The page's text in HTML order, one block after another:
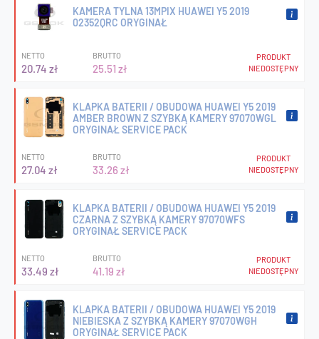
KAMERA TYLNA 13MPIX HUAWEI Y5 2019
02352QRC ORYGINAŁ
NETTO
20.74 zł
BRUTTO
25.51 zł
PRODUKT
NIEDOSTĘPNY
KLAPKA BATERII / OBUDOWA HUAWEI Y5 2019
AMBER BROWN Z SZYBKĄ KAMERY 97070WGL
ORYGINAŁ SERVICE PACK
NETTO
27.04 zł
BRUTTO
33.26 zł
PRODUKT
NIEDOSTĘPNY
KLAPKA BATERII / OBUDOWA HUAWEI Y5 2019
CZARNA Z SZYBKĄ KAMERY 97070WFS
ORYGINAŁ SERVICE PACK
NETTO
33.49 zł
BRUTTO
41.19 zł
PRODUKT
NIEDOSTĘPNY
KLAPKA BATERII / OBUDOWA HUAWEI Y5 2019
NIEBIESKA Z SZYBKĄ KAMERY 97070WGH
ORYGINAŁ SERVICE PACK